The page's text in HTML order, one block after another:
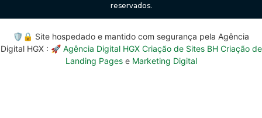
reservados.
🛡️🔒 Site hospedado e mantido com segurança pela Agência
Digital HGX : 🚀 Agência Digital HGX Criação de Sites BH Criação de
Landing Pagese Marketing Digital